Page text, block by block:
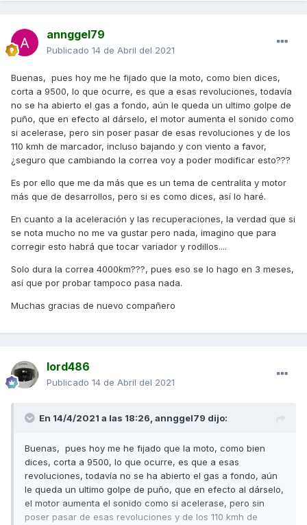
annggel79
Publicado 14 de Abril del 2021
Buenas, pues hoy me he fijado que la moto, como bien dices,
corta a 9500, lo que ocurre, es que a esas revoluciones, todavía
no se ha abierto el gas a fondo, aún le queda un ultimo golpe de
puño, que en efecto al dárselo, el motor aumenta el sonido como
si acelerase, pero sin poser pasar de esas revoluciones y de los
110 kmh de marcador, incluso bajando y con viento a favor,
¿seguro que cambiando la correa voy a poder modificar esto???
Es por ello que me da más que es un tema de centralita y motor
más que de desarrollos, pero si es como dices, así lo haré.
En cuanto a la aceleración y las recuperaciones, la verdad que si
se nota mucho no me va gustar pero nada, imagino que para
corregir esto habrá que tocar variador y rodillos....
Solo dura la correa 4000km???, pues eso se lo hago en 3 meses,
así que por probar tampoco pasa nada.
Muchas gracias de nuevo compañero
lord486
Publicado 14 de Abril del 2021
En 14/4/2021 a las 18:26, annggel79 dijo:
Buenas, pues hoy me he fijado que la moto, como bien
dices, corta a 9500, lo que ocurre, es que a esas
revoluciones, todavía no se ha abierto el gas a fondo, aún
le queda un ultimo golpe de puño, que en efecto al dárselo,
el motor aumenta el sonido como si acelerase, pero sin
poser pasar de esas revoluciones y de los 110 kmh de